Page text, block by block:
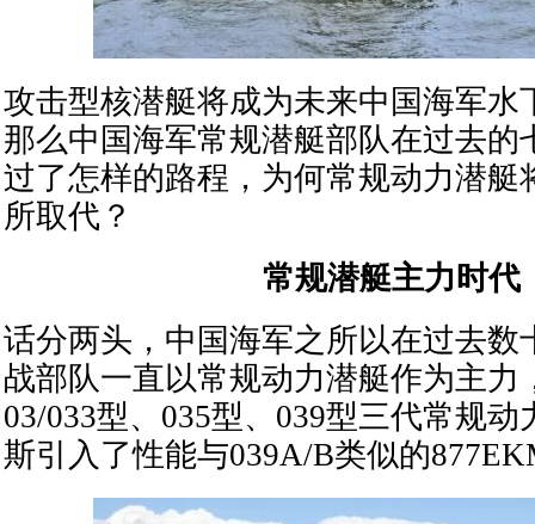
攻击型核潜艇将成为未来中国海军水
那么中国海军常规潜艇部队在过去的
过了怎样的路程，为何常规动力潜艇
所取代？
常规潜艇主力时代
话分两头，中国海军之所以在过去数
战部队一直以常规动力潜艇作为主力
03/033型、035型、039型三代常规
斯引入了性能与039A/B类似的